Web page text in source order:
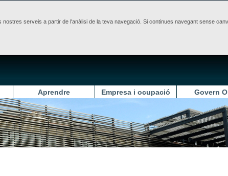
serveis a partir de l'anàlisi de la teva navegació. Si continues navegant sense
Aprendre Empresa i ocupació Govern